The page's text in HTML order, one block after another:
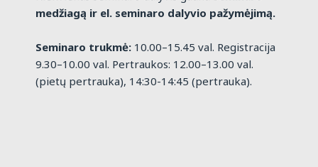
medžiagą ir el. seminaro dalyvio pažymėjimą.
Seminaro trukmė: 10.00–15.45 val. Registracija
9.30–10.00 val. Pertraukos: 12.00–13.00 val.
(pietų pertrauka), 14:30-14:45 (pertrauka).